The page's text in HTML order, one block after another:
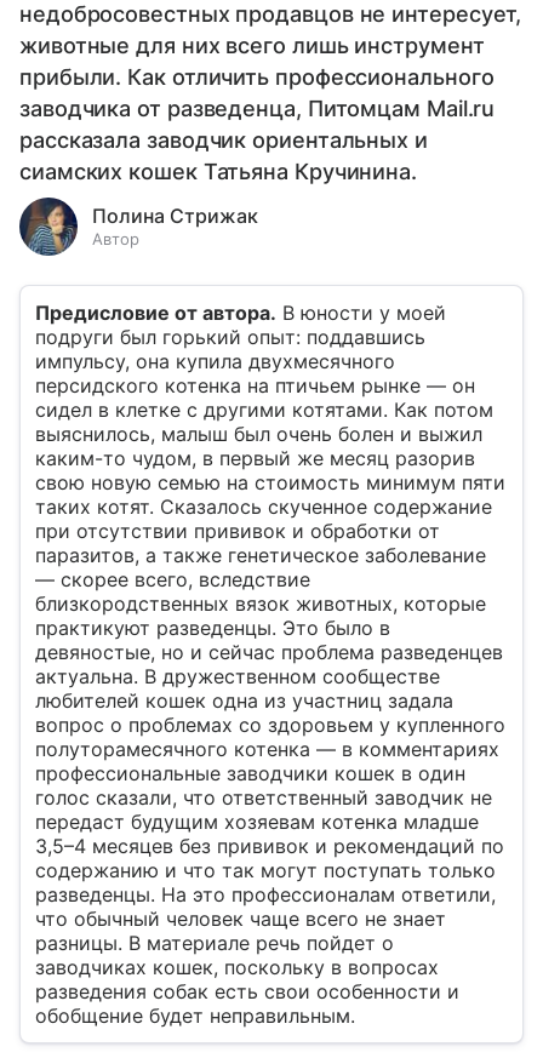
недобросовестных продавцов не интересует,
животные для них всего лишь инструмент
прибыли. Как отличить профессионального
заводчика от разведенца, Питомцам Mail.ru
рассказала заводчик ориентальных и
сиамских кошек Татьяна Кручинина.
Полина Стрижак
Автор
Предисловие от автора. В юности у моей
подруги был горький опыт: поддавшись
импульсу, она купила двухмесячного
персидского котенка на птичьем рынке — он
сидел в клетке с другими котятами. Как потом
выяснилось, малыш был очень болен и выжил
каким-то чудом, в первый же месяц разорив
свою новую семью на стоимость минимум пяти
таких котят. Сказалось скученное содержание
при отсутствии прививок и обработки от
паразитов, а также генетическое заболевание
— скорее всего, вследствие
близкородственных вязок животных, которые
практикуют разведенцы. Это было в
девяностые, но и сейчас проблема разведенцев
актуальна. В дружественном сообществе
любителей кошек одна из участниц задала
вопрос о проблемах со здоровьем у купленного
полуторамесячного котенка — в комментариях
профессиональные заводчики кошек в один
голос сказали, что ответственный заводчик не
передаст будущим хозяевам котенка младше
3,5–4 месяцев без прививок и рекомендаций по
содержанию и что так могут поступать только
разведенцы. На это профессионалам ответили,
что обычный человек чаще всего не знает
разницы. В материале речь пойдет о
заводчиках кошек, поскольку в вопросах
разведения собак есть свои особенности и
обобщение будет неправильным.